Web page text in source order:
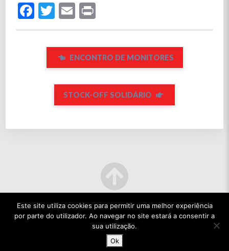
Facebook
Twitter
Email
ENCONTRO DE MONITORES
STOCK-OFF SOLIDÁRIO
© 2022 TODOS OS DIREITOS RESERVADOS.
Este site utiliza cookies para permitir uma melhor experiência
por parte do utilizador. Ao navegar no site estará a consentir a
sua utilização.
Ok